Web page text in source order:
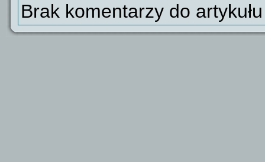
Brak komentarzy do artykułu